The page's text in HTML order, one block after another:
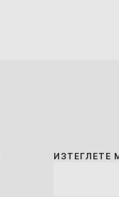
ИЗТЕГЛЕТЕ